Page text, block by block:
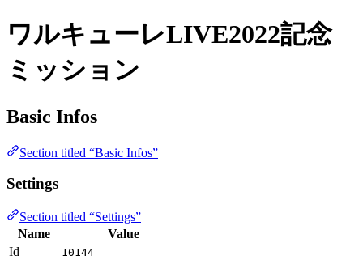
ワルキューレLIVE2022記念
ミッション
Basic Infos
Section titled “Basic Infos”
Settings
Section titled “Settings”
Name
Value
Id
10144